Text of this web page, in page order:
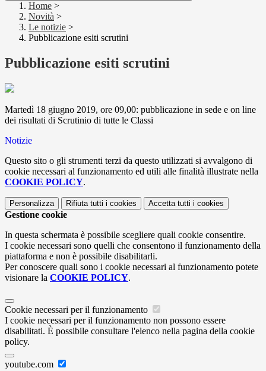
Home >
Novità >
Le notizie >
Pubblicazione esiti scrutini
Pubblicazione esiti scrutini
Martedì 18 giugno 2019, ore 09,00: pubblicazione in sede e on line
dei risultati di Scrutinio di tutte le Classi
Notizie
Questo sito o gli strumenti terzi da questo utilizzati si avvalgono di
cookie necessari al funzionamento ed utili alle finalità illustrate nella
COOKIE POLICY.
Personalizza Rifiuta tutti i cookies Accetta tutti i cookies
Gestione cookie
In questa schermata è possibile scegliere quali cookie consentire.
I cookie necessari sono quelli che consentono il funzionamento della
piattaforma e non è possibile disabilitarli.
Per conoscere quali sono i cookie necessari al funzionamento potete
visionare la COOKIE POLICY.
Cookie necessari per il funzionamento
I cookie necessari per il funzionamento non possono essere
disabilitati. È possibile consultare l'elenco nella pagina della cookie
policy.
youtube.com